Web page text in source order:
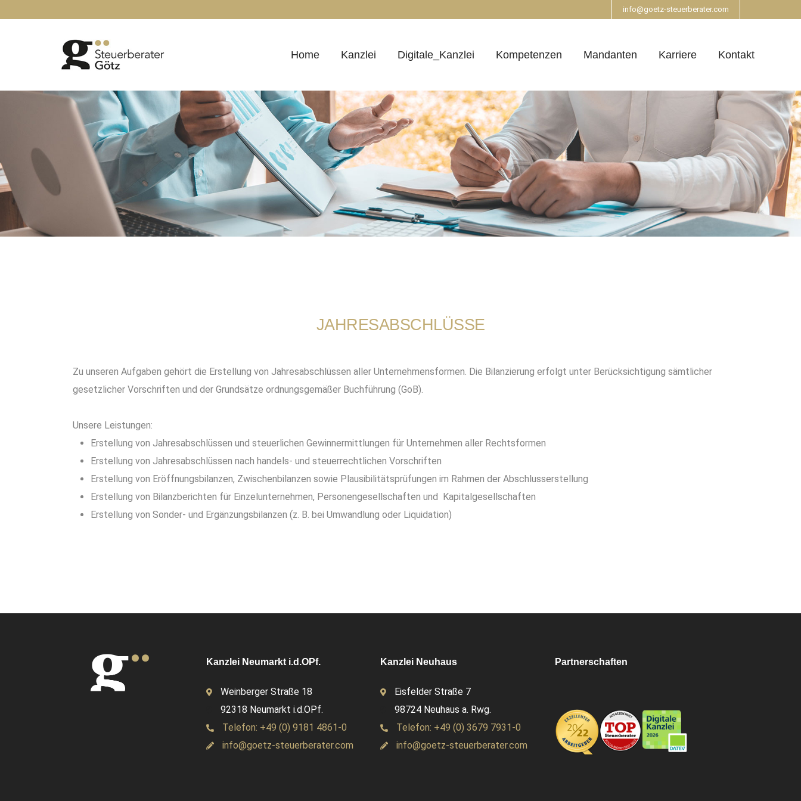
info@goetz-steuerberater.com
Home Kanzlei Digitale_Kanzlei Kompetenzen Mandanten Karriere Kontakt
JAHRESABSCHLÜSSE
Zu unseren Aufgaben gehört die Erstellung von Jahresabschlüssen aller Unternehmensformen. Die Bilanzierung erfolgt unter Berücksichtigung sämtlicher
gesetzlicher Vorschriften und der Grundsätze ordnungsgemäßer Buchführung (GoB).
Unsere Leistungen:
Erstellung von Jahresabschlüssen und steuerlichen Gewinnermittlungen für Unternehmen aller Rechtsformen
Erstellung von Jahresabschlüssen nach handels- und steuerrechtlichen Vorschriften
Erstellung von Eröffnungsbilanzen, Zwischenbilanzen sowie Plausibilitätsprüfungen im Rahmen der Abschlusserstellung
Erstellung von Bilanzberichten für Einzelunternehmen, Personengesellschaften und Kapitalgesellschaften
Erstellung von Sonder- und Ergänzungsbilanzen (z. B. bei Umwandlung oder Liquidation)
Kanzlei Neumarkt i.d.OPf.
Weinberger Straße 18
92318 Neumarkt i.d.OPf.
Telefon: +49 (0) 9181 4861-0
info@goetz-steuerberater.com
Kanzlei Neuhaus
Eisfelder Straße 7
98724 Neuhaus a. Rwg.
Telefon: +49 (0) 3679 7931-0
info@goetz-steuerberater.com
Partnerschaften